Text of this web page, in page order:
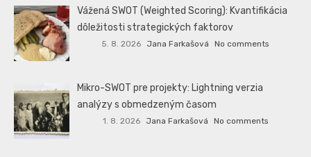
Vážená SWOT (Weighted Scoring): Kvantifikácia
dôležitosti strategických faktorov
5. 8. 2026 Jana Farkašová No comments
Mikro-SWOT pre projekty: Lightning verzia
analýzy s obmedzeným časom
1. 8. 2026 Jana Farkašová No comments